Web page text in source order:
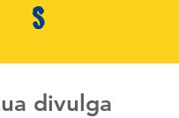
S
divulga